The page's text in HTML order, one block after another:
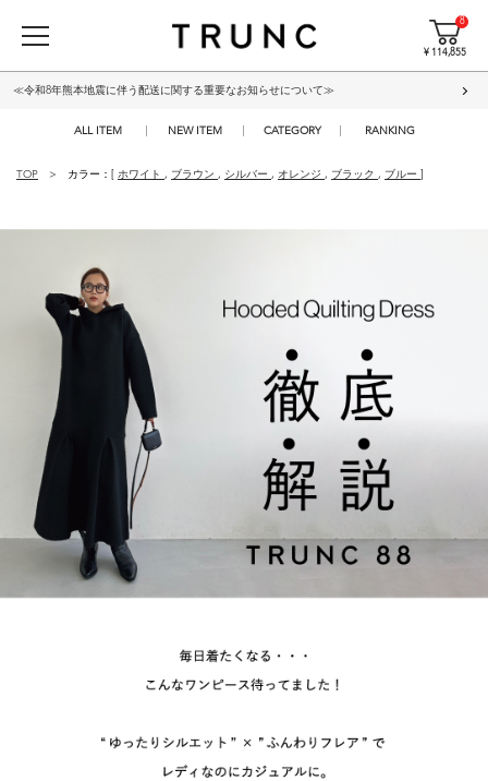
8
¥ 114,855
≪令和8年熊本地震に伴う配送に関する重要なお知らせについて≫
ALL ITEM NEW ITEM CATEGORY RANKING
TOP カラー：[ ホワイト , ブラウン , シルバー , オレンジ , ブラック , ブルー